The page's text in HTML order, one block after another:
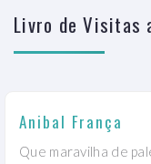
Livro de Visitas
Anibal França
Que maravilha de